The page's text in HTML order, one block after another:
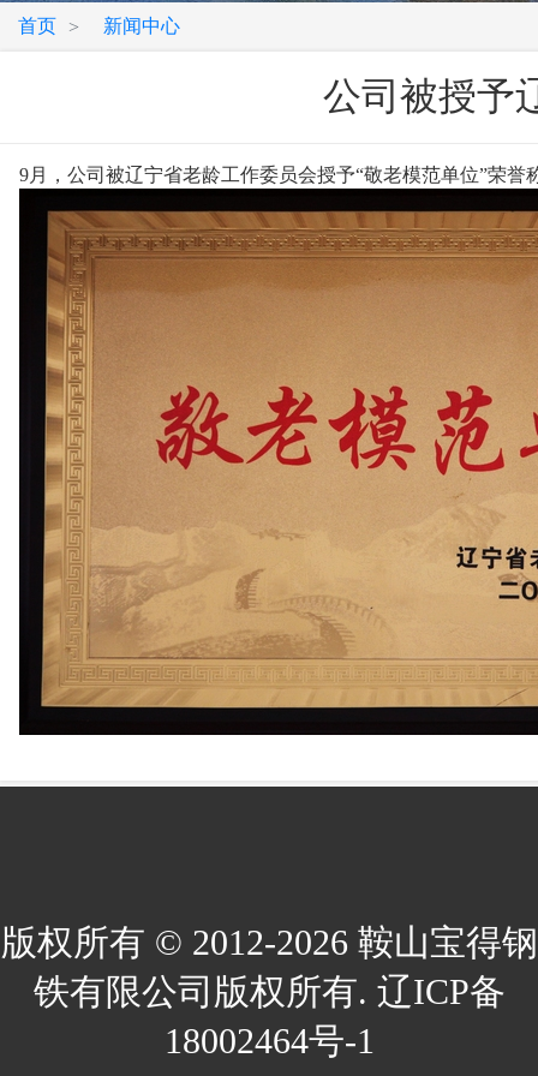
首页 > 新闻中心
公司被授予
9月，公司被辽宁省老龄工作委员会授予“敬老模范单位”荣誉
版权所有 © 2012-2026 鞍山宝得钢
铁有限公司版权所有. 辽ICP备
18002464号-1